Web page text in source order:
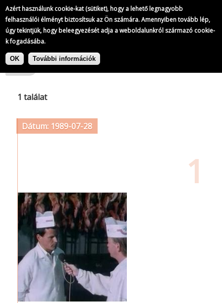
Azért használunk cookie-kat (sütiket), hogy a lehető legnagyobb
felhasználói élményt biztosítsuk az Ön számára. Amennyiben tovább lép,
úgy tekintjük, hogy beleegyezését adja a weboldalunkról származó cookie-
k fogadásába.
OK További információk
Ugrás
Címke: Kaposvári Húskombinát
1 találat
Dátum: 1989-07-28
1